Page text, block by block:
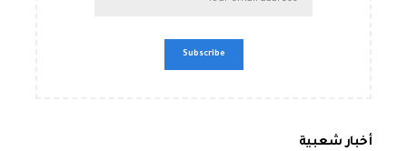
أخبار شعبية